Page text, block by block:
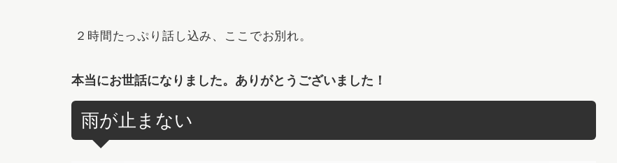
２時間たっぷり話し込み、ここでお別れ。
本当にお世話になりました。ありがとうございました！
雨が止まない